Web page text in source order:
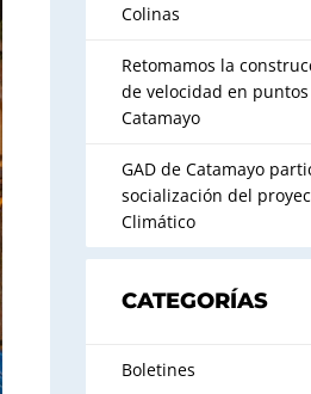
Colinas
Retomamos la
de velocidad en
Catamayo
GAD de Catamayo
socialización del
Climático
CATEGORÍAS
Boletines